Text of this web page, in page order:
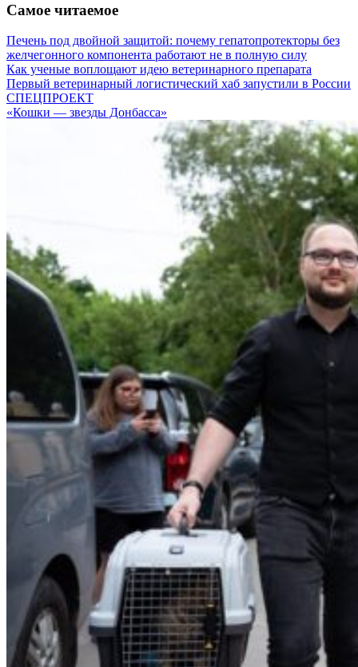
Самое читаемое
Печень под двойной защитой: почему гепатопротекторы без
желчегонного компонента работают не в полную силу
Как ученые воплощают идею ветеринарного препарата
Первый ветеринарный логистический хаб запустили в России
СПЕЦПРОЕКТ
«Кошки — звезды Донбасса»